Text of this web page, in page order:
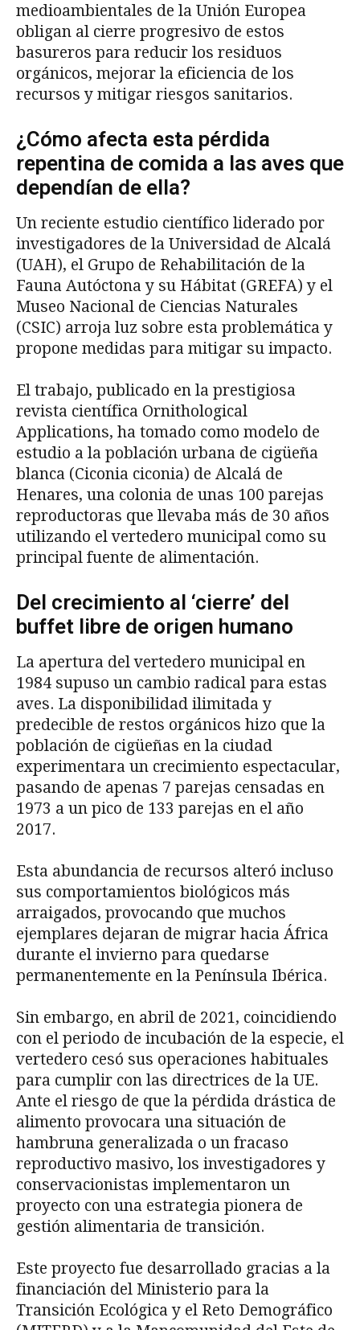
medioambientales de la Unión Europea
obligan al cierre progresivo de estos
basureros para reducir los residuos
orgánicos, mejorar la eficiencia de los
recursos y mitigar riesgos sanitarios.
¿Cómo afecta esta pérdida
repentina de comida a las aves que
dependían de ella?
Un reciente estudio científico liderado por
investigadores de la Universidad de Alcalá
(UAH), el Grupo de Rehabilitación de la
Fauna Autóctona y su Hábitat (GREFA) y el
Museo Nacional de Ciencias Naturales
(CSIC) arroja luz sobre esta problemática y
propone medidas para mitigar su impacto.
El trabajo, publicado en la prestigiosa
revista científica Ornithological
Applications, ha tomado como modelo de
estudio a la población urbana de cigüeña
blanca (Ciconia ciconia) de Alcalá de
Henares, una colonia de unas 100 parejas
reproductoras que llevaba más de 30 años
utilizando el vertedero municipal como su
principal fuente de alimentación.
Del crecimiento al ‘cierre’ del
buffet libre de origen humano
La apertura del vertedero municipal en
1984 supuso un cambio radical para estas
aves. La disponibilidad ilimitada y
predecible de restos orgánicos hizo que la
población de cigüeñas en la ciudad
experimentara un crecimiento espectacular,
pasando de apenas 7 parejas censadas en
1973 a un pico de 133 parejas en el año
2017.
Esta abundancia de recursos alteró incluso
sus comportamientos biológicos más
arraigados, provocando que muchos
ejemplares dejaran de migrar hacia África
durante el invierno para quedarse
permanentemente en la Península Ibérica.
Sin embargo, en abril de 2021, coincidiendo
con el periodo de incubación de la especie, el
vertedero cesó sus operaciones habituales
para cumplir con las directrices de la UE.
Ante el riesgo de que la pérdida drástica de
alimento provocara una situación de
hambruna generalizada o un fracaso
reproductivo masivo, los investigadores y
conservacionistas implementaron un
proyecto con una estrategia pionera de
gestión alimentaria de transición.
Este proyecto fue desarrollado gracias a la
financiación del Ministerio para la
Transición Ecológica y el Reto Demográfico